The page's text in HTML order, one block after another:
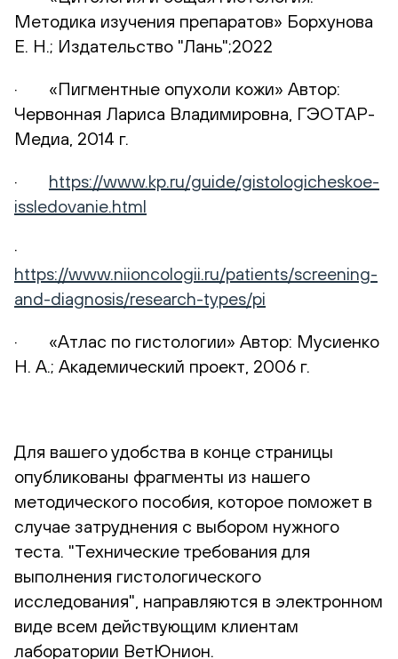
Методика изучения препаратов» Борхунова
Е. Н.; Издательство "Лань";2022
· «Пигментные опухоли кожи» Автор:
Червонная Лариса Владимировна, ГЭОТАР-
Медиа, 2014 г.
· https://www.kp.ru/guide/gistologicheskoe-
issledovanie.html
·
https://www.niioncologii.ru/patients/screening-
and-diagnosis/research-types/pi
· «Атлас по гистологии» Автор: Мусиенко
Н. А.; Академический проект, 2006 г.
Для вашего удобства в конце страницы
опубликованы фрагменты из нашего
методического пособия, которое поможет в
случае затруднения с выбором нужного
теста. "Технические требования для
выполнения гистологического
исследования", направляются в электронном
виде всем действующим клиентам
лаборатории ВетЮнион.